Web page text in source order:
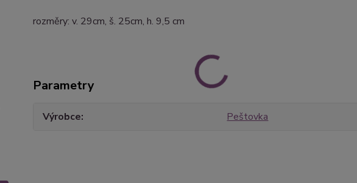
rozměry: v. 29cm, š. 25cm, h. 9,5 cm
Parametry
Výrobce Peštovka